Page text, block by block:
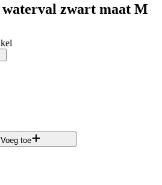
zwart maat M
Voeg toe